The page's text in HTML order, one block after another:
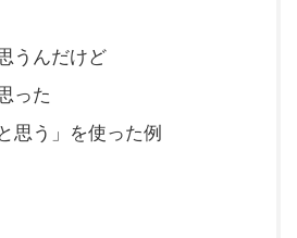
うんだけど
った
思う」を使った例